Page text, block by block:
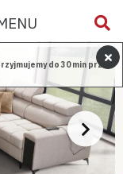
do 30 min przed